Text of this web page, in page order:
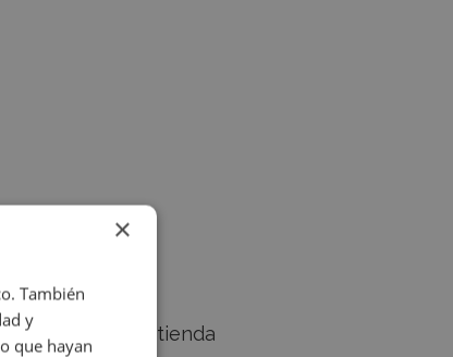
por la tienda
×
También
y
que hayan